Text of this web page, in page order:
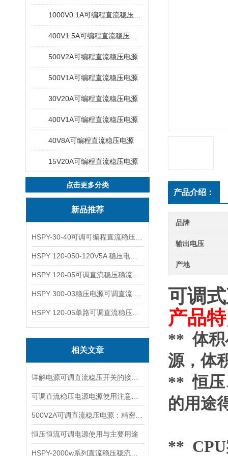
500V2A可编程直流稳压电源
500V1A可编程直流稳压电源
30V20A可编程直流稳压电源
400V1A可编程直流稳压电源
40V8A可编程直流稳压电源
15V20A可编程直流稳压电源
点击更多分类
新品推荐
相关文章
恒压恒流可调电源使用与主要用途
产品介绍：
品牌
输出电压
产地
可调
产品
** 体积
源，体
** 恒压
的用途
** CPU